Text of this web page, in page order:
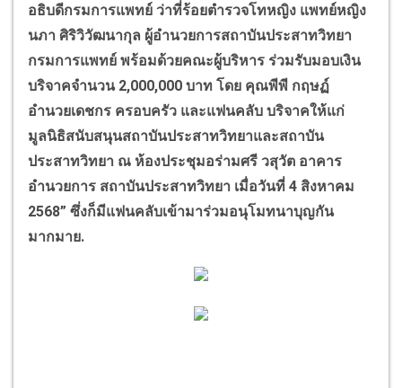
อธิบดีกรมการแพทย์ ว่าที่ร้อยตำรวจโทหญิง แพทย์หญิง
นภา ศิริวิวัฒนากุล ผู้อำนวยการสถาบันประสาทวิทยา
กรมการแพทย์ พร้อมด้วยคณะผู้บริหาร ร่วมรับมอบเงิน
บริจาคจำนวน 2,000,000 บาท โดย คุณพีพี กฤษฏ์
อำนวยเดชกร ครอบครัว และแฟนคลับ บริจาคให้แก่
มูลนิธิสนับสนุนสถาบันประสาทวิทยาและสถาบัน
ประสาทวิทยา ณ ห้องประชุมอร่ามศรี วสุวัต อาคาร
อำนวยการ สถาบันประสาทวิทยา เมื่อวันที่ 4 สิงหาคม
2568” ซึ่งก็มีแฟนคลับเข้ามาร่วมอนุโมทนาบุญกัน
มากมาย.